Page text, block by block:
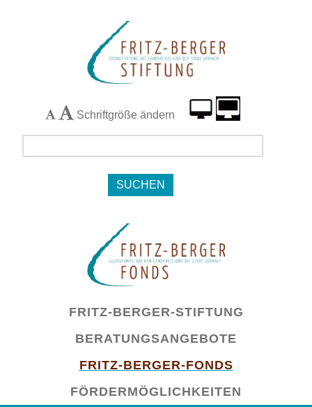
Schriftgröße ändern
überspringenFRITZ-BERGER-STIFTUNG
BERATUNGSANGEBOTE
FRITZ-BERGER-FONDS
FÖRDERMÖGLICHKEITEN